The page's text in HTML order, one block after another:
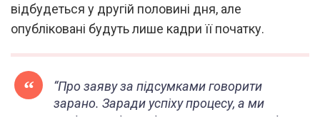
відбудеться у другій половині дня, але
опубліковані будуть лише кадри її початку.
“Про заяву за підсумками говорити
зарано. Заради успіху процесу, а ми